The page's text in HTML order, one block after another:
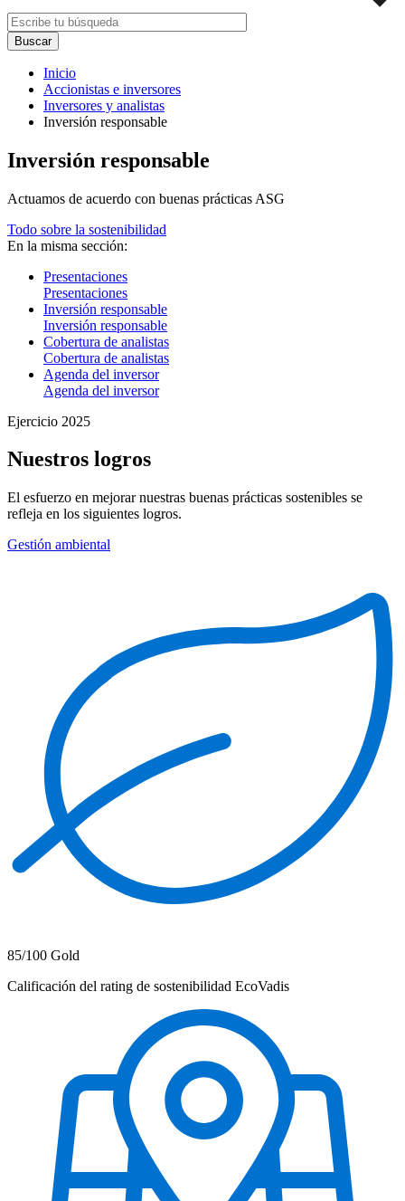
Inicio
Accionistas e inversores
Inversores y analistas
Inversión responsable
Inversión responsable
Actuamos de acuerdo con buenas prácticas ASG
Todo sobre la sostenibilidad
En la misma sección:
Presentaciones
Presentaciones
Inversión responsable
Inversión responsable
Cobertura de analistas
Cobertura de analistas
Agenda del inversor
Agenda del inversor
Ejercicio 2025
Nuestros logros
El esfuerzo en mejorar nuestras buenas prácticas sostenibles se
refleja en los siguientes logros.
Gestión ambiental
85/100 Gold
Calificación del rating de sostenibilidad EcoVadis